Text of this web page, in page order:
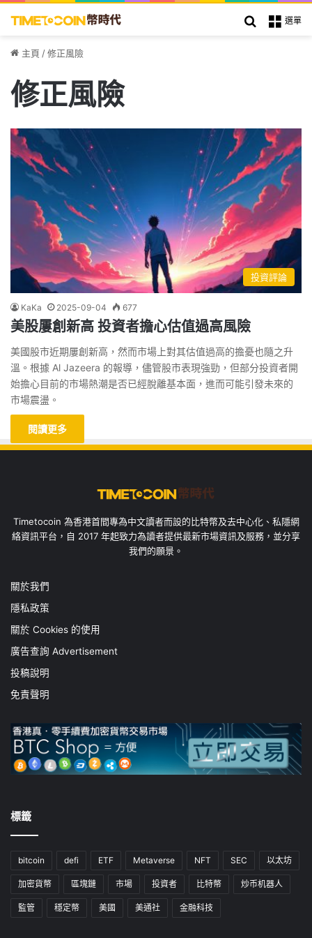
選單
搜索
主頁 /修正風險
修正風險
投資評論
KaKa 2025-09-04 677
美股屢創新高 投資者擔心估值過高風險
美國股市近期屢創新高，然而市場上對其估值過高的擔憂也隨之升
溫。根據 Al Jazeera 的報導，儘管股市表現強勁，但部分投資者開
始擔心目前的市場熱潮是否已經脫離基本面，進而可能引發未來的
市場震盪。
閱讀更多
Timetocoin 為香港首間專為中文讀者而設的比特幣及去中心化、私隱網
絡資訊平台，自 2017 年起致力為讀者提供最新市場資訊及服務，並分享
我們的願景。
關於我們
隱私政策
關於 Cookies 的使用
廣告查詢 Advertisement
投稿說明
免責聲明
標籤
bitcoin defi ETF Metaverse NFT SEC 以太坊
加密貨幣 區塊鏈 市場 投資者 比特幣 炒币机器人
監管 穩定幣 美國 美通社 金融科技